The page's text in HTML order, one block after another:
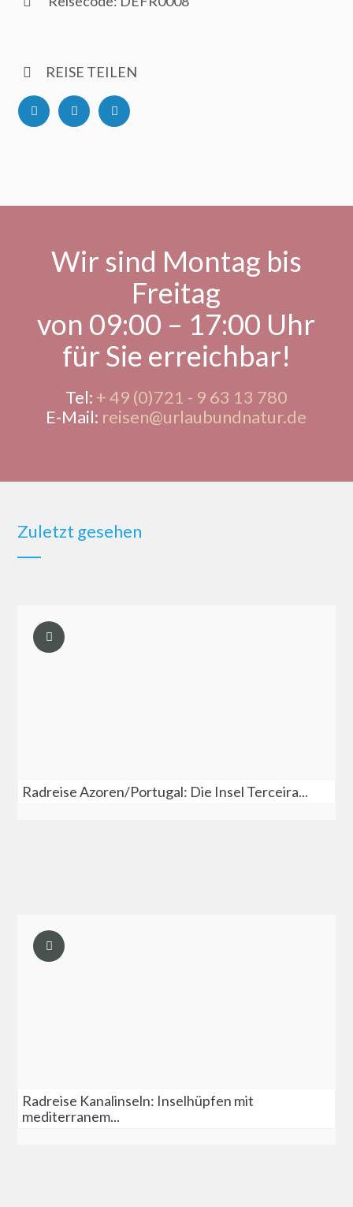
REISE TEILEN
Wir sind Montag bis
Freitag
von 09:00 – 17:00 Uhr
für Sie erreichbar!
Tel: + 49 (0)721 - 9 63 13 780
E-Mail: reisen@urlaubundnatur.de
Zuletzt gesehen
Radreise Azoren/Portugal: Die Insel Terceira...
Radreise Kanalinseln: Inselhüpfen mit
mediterranem...